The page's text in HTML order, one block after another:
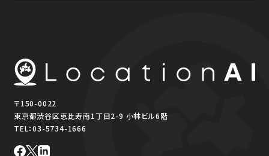
〒150-0022
東京都渋谷区恵比寿南1丁目2-9 小林ビル6階
TEL：03-5734-1666